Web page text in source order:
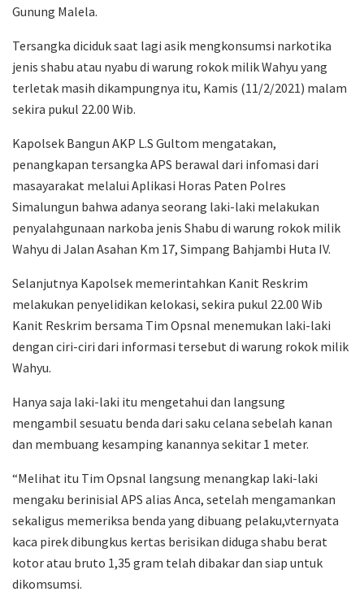
Gunung Malela.
Tersangka diciduk saat lagi asik mengkonsumsi narkotika
jenis shabu atau nyabu di warung rokok milik Wahyu yang
terletak masih dikampungnya itu, Kamis (11/2/2021) malam
sekira pukul 22.00 Wib.
Kapolsek Bangun AKP L.S Gultom mengatakan,
penangkapan tersangka APS berawal dari infomasi dari
masayarakat melalui Aplikasi Horas Paten Polres
Simalungun bahwa adanya seorang laki-laki melakukan
penyalahgunaan narkoba jenis Shabu di warung rokok milik
Wahyu di Jalan Asahan Km 17, Simpang Bahjambi Huta IV.
Selanjutnya Kapolsek memerintahkan Kanit Reskrim
melakukan penyelidikan kelokasi, sekira pukul 22.00 Wib
Kanit Reskrim bersama Tim Opsnal menemukan laki-laki
dengan ciri-ciri dari informasi tersebut di warung rokok milik
Wahyu.
Hanya saja laki-laki itu mengetahui dan langsung
mengambil sesuatu benda dari saku celana sebelah kanan
dan membuang kesamping kanannya sekitar 1 meter.
“Melihat itu Tim Opsnal langsung menangkap laki-laki
mengaku berinisial APS alias Anca, setelah mengamankan
sekaligus memeriksa benda yang dibuang pelaku,vternyata
kaca pirek dibungkus kertas berisikan diduga shabu berat
kotor atau bruto 1,35 gram telah dibakar dan siap untuk
dikomsumsi.